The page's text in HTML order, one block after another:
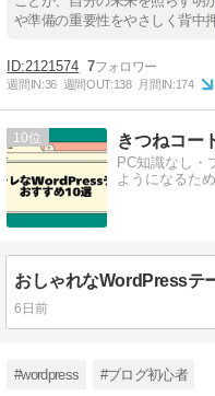
や準備の重要性をやさしく背中
2121574 7
週間IN:36 週間OUT:138 月間IN:174
10 きつねコー
PC知識なし・
ようになるた
6日前
#wordpress #ブログ初心者